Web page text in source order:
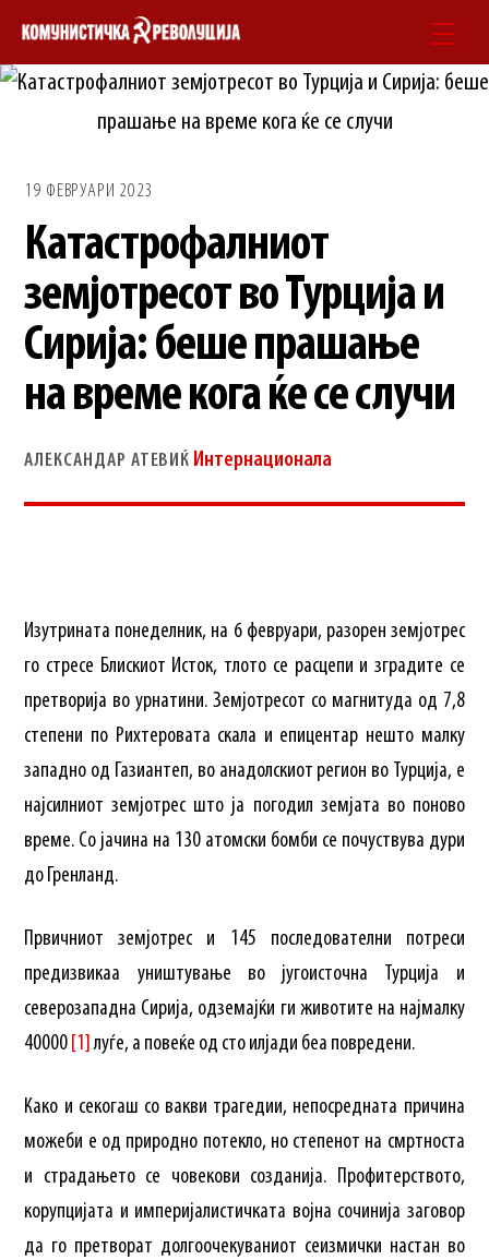
Skip
content
19 ФЕВРУАРИ 2023
Катастрофалниот
земјотресот во Турција и
Сирија: беше прашање
на време кога ќе се случи
АЛЕКСАНДАР АТЕВИЌ Интернационала
Изутрината понеделник, на 6 февруари, разорен земјотрес
го стресе Блискиот Исток, тлото се расцепи и зградите се
претворија во урнатини. Земјотресот со магнитуда од 7,8
степени по Рихтеровата скала и епицентар нешто малку
западно од Газиантеп, во анадолскиот регион во Турција, е
најсилниот земјотрес што ја погодил земјата во поново
време. Со јачина на 130 атомски бомби се почуствува дури
до Гренланд.
Првичниот земјотрес и 145 последователни потреси
предизвикаа уништување во југоисточна Турција и
северозападна Сирија, одземајќи ги животите на најмалку
40000 [1] луѓе, а повеќе од сто илјади беа повредени.
Како и секогаш со вакви трагедии, непосредната причина
можеби е од природно потекло, но степенот на смртноста
и страдањето се човекови созданија. Профитерството,
корупцијата и империјалистичката војна сочинија заговор
да го претворат долгоочекуваниот сеизмички настан во